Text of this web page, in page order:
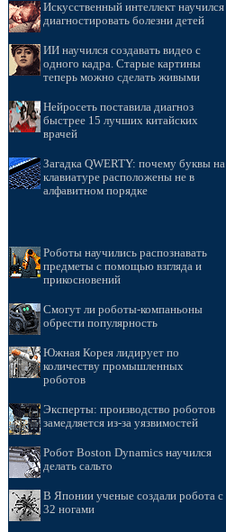
Искусственный интеллект научился
диагностировать болезни детей
ИИ научился создавать видео с
одного кадра. Старые картины
теперь можно сделать живыми
Нейросеть поставила диагноз
быстрее 15 лучших китайских
врачей
Загадка QWERTY: почему буквы на
клавиатуре расположены не в
алфавитном порядке
Роботы научились распознавать
предметы с помощью взгляда и
прикосновений
Смогут ли роботы-компаньоны
обрести популярность
Южная Корея лидирует по
количеству промышленных
роботов
Эксперты: производство роботов
замедляется из-за уязвимостей
Робот Boston Dynamics научился
делать сальто
В Японии ученые создали робота с
32 ногами